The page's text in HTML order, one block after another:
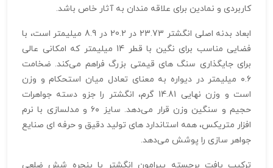
کاربردی و نمادین برای علاقه‌ مندان به آثار خاص باشد.
ابعاد بدنه اصلی انگشتر 23.73 در 20.2 در 8.9 میلیمتر است، با
فضایی مناسب برای نگین با قطر 14 میلیمتر که امکانی عالی
برای جایگذاری سنگ‌ های قیمتی بزرگ فراهم می‌کند. ضخامت
۰.۶ میلیمتر در دیواره به معنای تعادل میان استحکام و وزن
است و وزن نهایی 14.81 گرم، انگشتر را جزو دسته جواهرات
حجیم و سنگین‌ وزن قرار می‌دهد. سایز ۶۰ و مدلسازی با نرم‌
افزار متریکس، همه استاندارد های تولید دقیق و حرفه‌ ای صنایع
جواهر سازی را پوشش می‌دهد.
ترکیب بافت برجسته پیرامون انگشتر با پنجره شش‌ ضلعی